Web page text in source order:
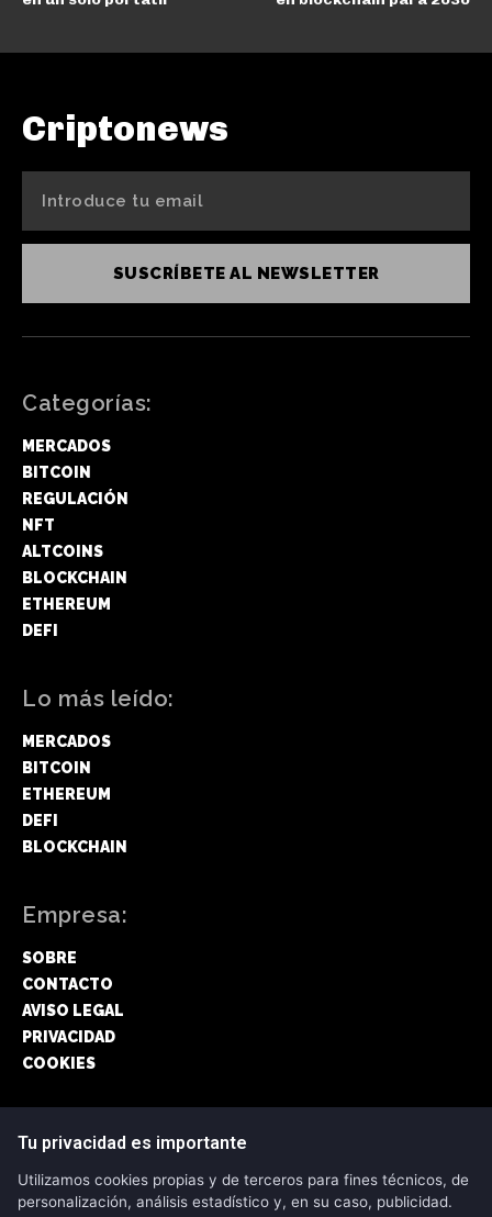
Criptonews
SUSCRÍBETE AL NEWSLETTER
Categorías:
MERCADOS
BITCOIN
REGULACIÓN
NFT
ALTCOINS
BLOCKCHAIN
ETHEREUM
DEFI
Lo más leído:
MERCADOS
BITCOIN
ETHEREUM
DEFI
BLOCKCHAIN
Empresa:
SOBRE
CONTACTO
AVISO LEGAL
PRIVACIDAD
COOKIES
Síguenos:
FACEBOOK
Tu privacidad es importante
Utilizamos cookies propias y de terceros para fines técnicos, de
personalización, análisis estadístico y, en su caso, publicidad.